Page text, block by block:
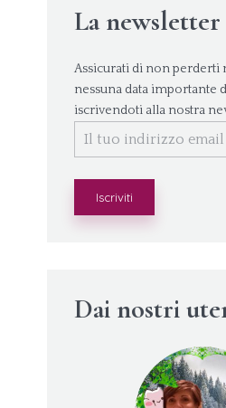
La newsletter
Assicurati di non perderti
nessuna data importante
iscrivendoti alla nostra
Dai nostri